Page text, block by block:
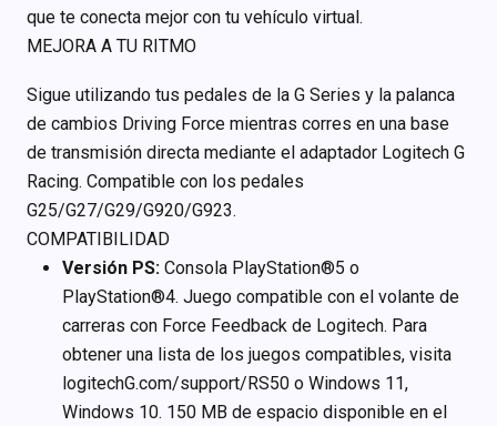
que te conecta mejor con tu vehículo virtual.
MEJORA A TU RITMO
Sigue utilizando tus pedales de la G Series y la palanca
de cambios Driving Force mientras corres en una base
de transmisión directa mediante el adaptador Logitech G
Racing. Compatible con los pedales
G25/G27/G29/G920/G923.
COMPATIBILIDAD
Versión PS: Consola PlayStation®5 o
PlayStation®4. Juego compatible con el volante de
carreras con Force Feedback de Logitech. Para
obtener una lista de los juegos compatibles, visita
logitechG.com/support/RS50 o Windows 11,
Windows 10. 150 MB de espacio disponible en el